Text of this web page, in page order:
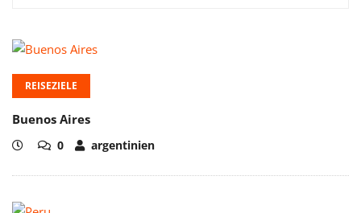
REISEZIELE
Buenos Aires
0 argentinien